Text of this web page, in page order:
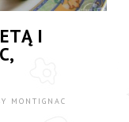
I
MONTIGNAC